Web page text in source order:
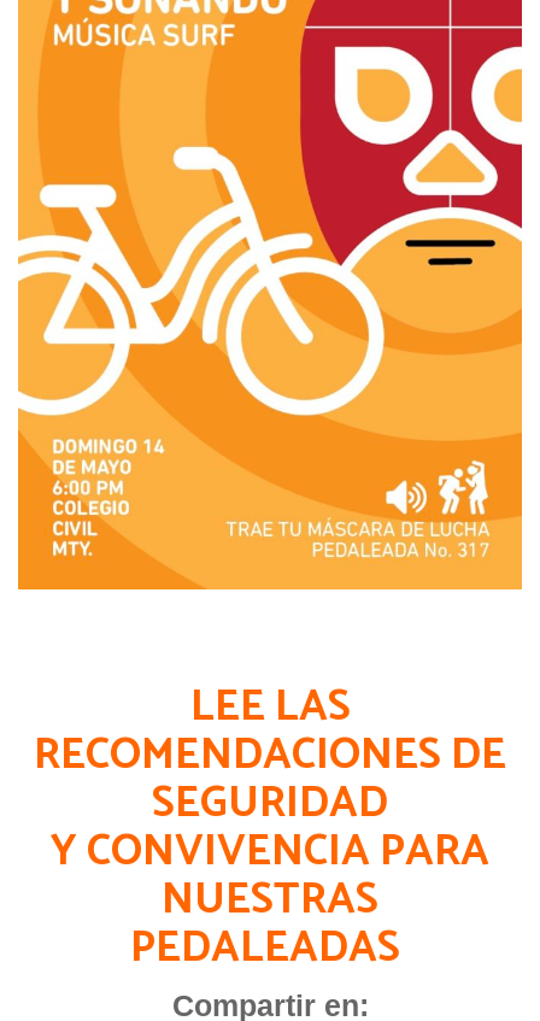
LEE LAS
RECOMENDACIONES DE
SEGURIDAD
Y CONVIVENCIA PARA
NUESTRAS
PEDALEADAS
Compartir en: